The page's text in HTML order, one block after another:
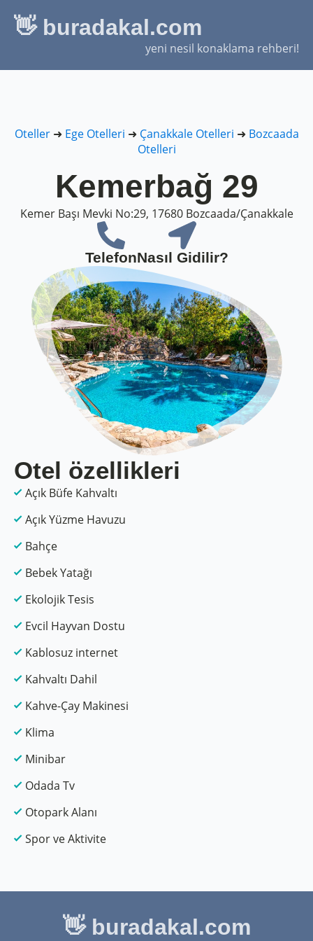
👋 buradakal.com
yeni nesil konaklama rehberi!
Oteller➜ Ege Otelleri ➜ Çanakkale Otelleri ➜ Bozcaada
Otelleri
Kemerbağ 29
Kemer Başı Mevki No:29, 17680 Bozcaada/Çanakkale
TelefonNasıl Gidilir?
Otel özellikleri
Açık Büfe Kahvaltı
Açık Yüzme Havuzu
Bahçe
Bebek Yatağı
Ekolojik Tesis
Evcil Hayvan Dostu
Kablosuz internet
Kahvaltı Dahil
Kahve-Çay Makinesi
Klima
Minibar
Odada Tv
Otopark Alanı
Spor ve Aktivite
👋 buradakal.com